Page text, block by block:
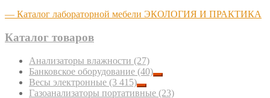
— Каталог лабораторной мебели ЭКОЛОГИЯ И ПРАКТИКА
Каталог товаров
Анализаторы влажности (27)
Банковское оборудование (40)
Весы электронные (3 415)
Газоанализаторы портативные (23)